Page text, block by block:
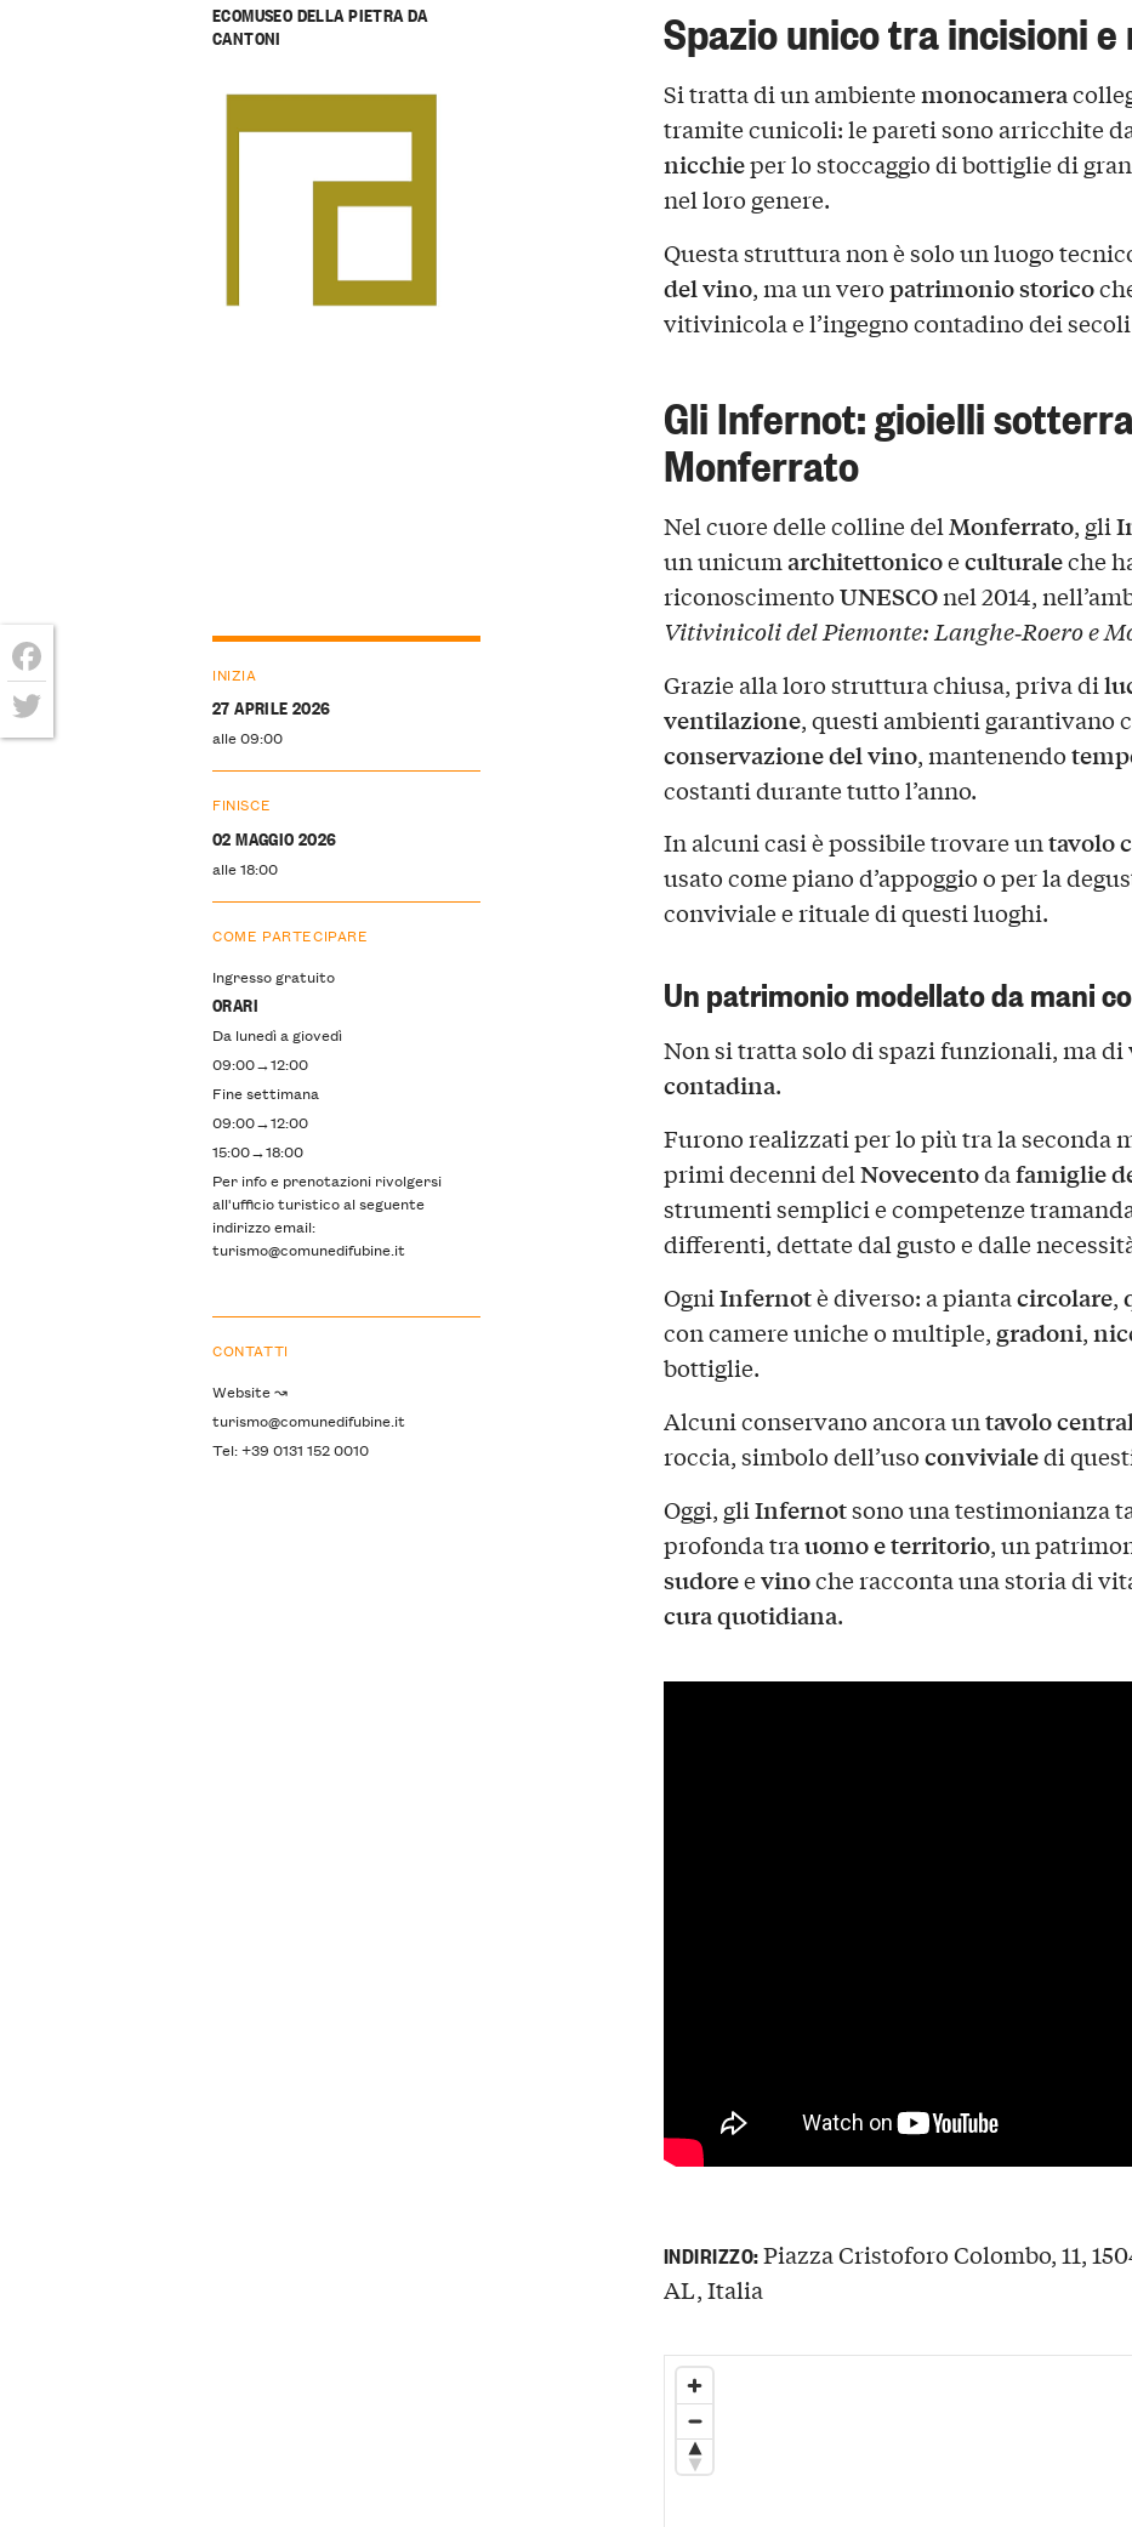
Spazio unico tra incisioni e
Si tratta di un ambientemonocamera
tramite cunicoli: le pareti sono arricchite
nicchieper lo stoccaggio di bottiglie di
nel loro genere.
Questa struttura non è solo un luogo
del vino, ma un veropatrimonio storico
vitivinicola e l’ingegno contadino dei
Gli Infernot: gioielli
Monferrato
Nel cuore delle colline del Monferrato, gli
un unicumarchitettonicoeculturaleche
riconoscimentoUNESCOnel 2014,
Vitivinicoli del Piemonte: Langhe‑Roero e
Grazie alla loro struttura chiusa, priva di
ventilazione, questi ambienti garantivano
conservazione del vino, mantenendo
costanti durante tutto l’anno.
In alcuni casi è possibile trovare untavolo
usato come piano d’appoggio o per la
conviviale e rituale di questi luoghi.
Un patrimonio modellato da mani
Non si tratta solo di spazi funzionali, ma di
contadina.
Furono realizzati per lo più tra la seconda
primi decenni delNovecentodafamiglie
strumenti semplici e competenze
differenti, dettate dal gusto e dalle
OgniInfernotè diverso: a piantacircolare,
con camere uniche o multiple, gradoni,
bottiglie.
Alcuni conservano ancora untavolo
roccia, simbolo dell’usoconvivialedi
Oggi, gliInfernotsono una testimonianza
profonda trauomo e territorio, un
sudoreevinoche racconta una storia di
cura quotidiana.
ECOMUSEO DELLA PIETRA DA
CANTONI
INIZIA
27 APRILE 2026
alle 09:00
FINISCE
02 MAGGIO 2026
alle 18:00
COME PARTECIPARE
Ingresso gratuito
ORARI
Da lunedì a giovedì
09:00→12:00
Fine settimana
09:00→12:00
15:00→18:00
Per info e prenotazioni rivolgersi
all'ufficio turistico al seguente
indirizzo email:
turismo@comunedifubine.it
CONTATTI
Website ↝
turismo@comunedifubine.it
Tel: +39 0131 152 0010
INDIRIZZO:Piazza Cristoforo Colombo, 11,
AL, Italia
Facebook
Twitter